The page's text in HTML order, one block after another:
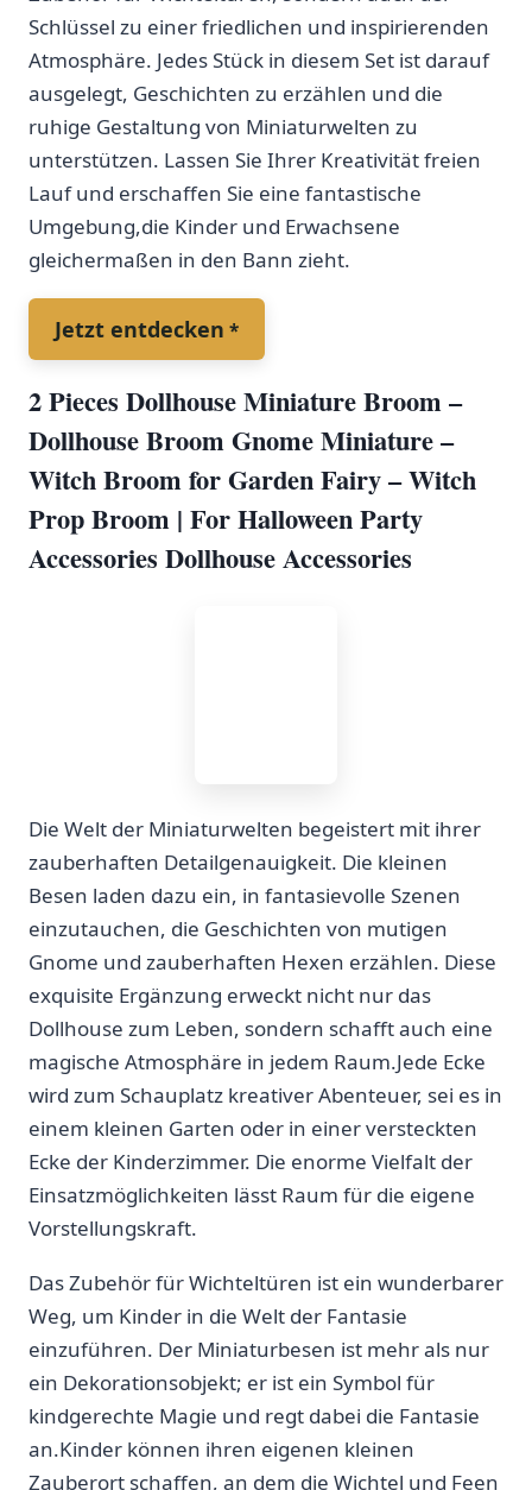
Schlüssel zu‍ einer friedlichen und inspirierenden‍
Atmosphäre. Jedes⁣ Stück in diesem Set ist darauf
ausgelegt, Geschichten zu erzählen und die
ruhige Gestaltung von Miniaturwelten zu
unterstützen. Lassen Sie Ihrer Kreativität freien
⁢Lauf und erschaffen Sie ⁣eine fantastische
Umgebung,die Kinder und Erwachsene
gleichermaßen‌ in den Bann zieht.
Jetzt entdecken
2 Pieces Dollhouse Miniature ​Broom –
Dollhouse Broom Gnome ⁣Miniature –
Witch Broom for Garden Fairy – Witch
Prop Broom | For Halloween Party
Accessories Dollhouse Accessories
Die Welt⁢ der Miniaturwelten‍ begeistert⁢ mit‌ ihrer
zauberhaften Detailgenauigkeit. Die kleinen
Besen laden dazu ein, in fantasievolle Szenen
einzutauchen, die Geschichten ⁣von mutigen‌
Gnome und zauberhaften Hexen erzählen. Diese
exquisite ⁢Ergänzung erweckt nicht nur⁢ das
Dollhouse zum ‌Leben, sondern⁤ schafft auch eine
magische Atmosphäre in jedem Raum.Jede Ecke
wird zum Schauplatz kreativer Abenteuer, sei es in
einem kleinen Garten oder in einer ​versteckten
Ecke der Kinderzimmer. Die enorme Vielfalt ⁤der
Einsatzmöglichkeiten lässt Raum für die ​eigene
Vorstellungskraft.
Das Zubehör für Wichteltüren ist ein wunderbarer
​Weg, um ⁤Kinder in die Welt der Fantasie
einzuführen. Der Miniaturbesen ist mehr ⁢als nur
ein ​Dekorationsobjekt; er ist⁢ ein Symbol für
kindgerechte Magie und regt dabei die ‍Fantasie
an.Kinder können ihren eigenen kleinen
Zauberort schaffen, an dem die Wichtel ⁤und Feen